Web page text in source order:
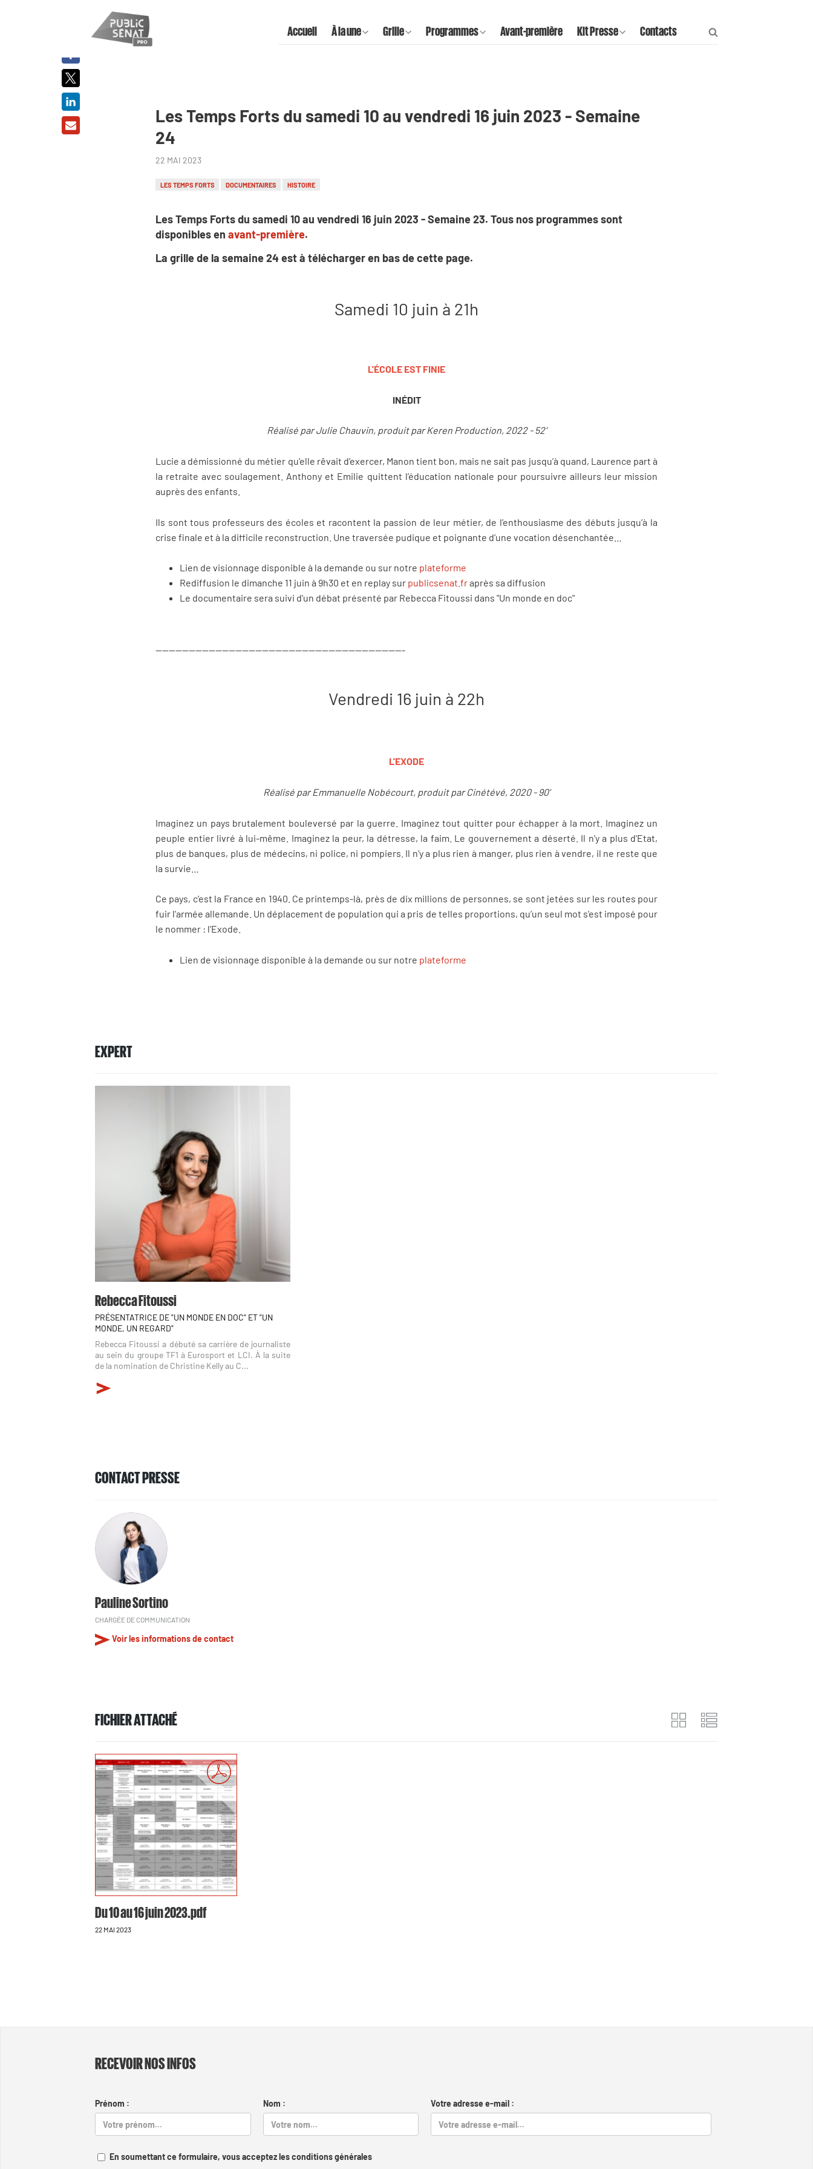
Accueil À la une Grille Programmes Avant-première Kit Presse Contacts
Les Temps Forts du samedi 10 au vendredi 16 juin 2023 - Semaine
24
22 MAI 2023
LES TEMPS FORTS DOCUMENTAIRES HISTOIRE
Les Temps Forts du samedi 10 au vendredi 16 juin 2023 - Semaine 23. Tous nos programmes sont
disponibles en avant-première.
La grille de la semaine 24 est à télécharger en bas de cette page.
Samedi 10 juin à 21h
L'ÉCOLE EST FINIE
INÉDIT
Réalisé par Julie Chauvin, produit par Keren Production, 2022 - 52'
Lucie a démissionné du métier qu’elle rêvait d’exercer, Manon tient bon, mais ne sait pas jusqu’à quand, Laurence part à
la retraite avec soulagement. Anthony et Emilie quittent l’éducation nationale pour poursuivre ailleurs leur mission
auprès des enfants.
Ils sont tous professeurs des écoles et racontent la passion de leur métier, de l’enthousiasme des débuts jusqu’à la
crise finale et à la difficile reconstruction. Une traversée pudique et poignante d’une vocation désenchantée…
Lien de visionnage disponible à la demande ou sur notre plateforme
Rediffusion le dimanche 11 juin à 9h30 et en replay sur publicsenat.fraprès sa diffusion
Le documentaire sera suivi d'un débat présenté par Rebecca Fitoussi dans "Un monde en doc"
---------------------------------------------------------------------------
Vendredi 16 juin à 22h
L'EXODE
Réalisé par Emmanuelle Nobécourt, produit par Cinétévé, 2020 - 90'
Imaginez un pays brutalement bouleversé par la guerre. Imaginez tout quitter pour échapper à la mort. Imaginez un
peuple entier livré à lui-même. Imaginez la peur, la détresse, la faim. Le gouvernement a déserté. Il n'y a plus d'Etat,
plus de banques, plus de médecins, ni police, ni pompiers. Il n’y a plus rien à manger, plus rien à vendre, il ne reste que
la survie…
Ce pays, c'est la France en 1940. Ce printemps-là, près de dix millions de personnes, se sont jetées sur les routes pour
fuir l'armée allemande. Un déplacement de population qui a pris de telles proportions, qu’un seul mot s'est imposé pour
le nommer : l’Exode.
Lien de visionnage disponible à la demande ou sur notre plateforme
EXPERT
Rebecca Fitoussi
PRÉSENTATRICE DE "UN MONDE EN DOC" ET "UN
MONDE, UN REGARD"
Rebecca Fitoussi a débuté sa carrière de journaliste
au sein du groupe TF1 à Eurosport et LCI. À la suite
de la nomination de Christine Kelly au C...
CONTACT PRESSE
Pauline Sortino
CHARGÉE DE COMMUNICATION
Voir les informations de contact
FICHIER ATTACHÉ
Du 10 au 16 juin 2023.pdf
22 MAI 2023
RECEVOIR NOS INFOS
Prénom : Nom : Votre adresse e-mail :
En soumettant ce formulaire, vous acceptez les conditions générales